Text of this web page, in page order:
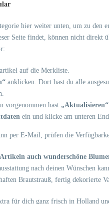
hier weiter unten, um zu den
Seite findet, können nicht direkt
auf die Merkliste.
anklicken. Dort hast du alle
vorgenommen hast „Aktualisieren“
ein und klicke am unteren
per E-Mail, prüfen die
auch wunderschöne
nach deinen Wünschen
Brautstrauß, fertig dekorierte
für dich ganz frisch in Holland